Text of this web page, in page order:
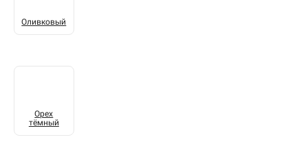
Оливковый
Орех
тёмный